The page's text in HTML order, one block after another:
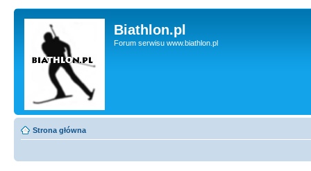
Biathlon.pl
Forum serwisu www.biathlon.pl
Strona główna